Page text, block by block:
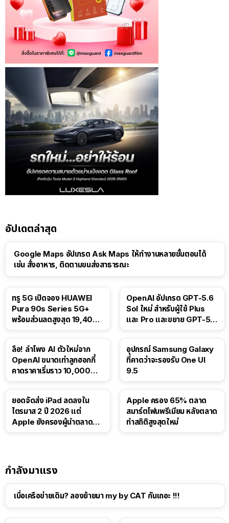
อัปเดตล่าสุด
Google Maps อัปเกรด Ask Maps ให้ทำงานหลายขั้นตอนได้
เช่น สั่งอาหาร, ติดตามขนส่งสาธารณะ
ทรู 5G เปิดจอง HUAWEI
Pura 90s Series 5G+
พร้อมส่วนลดสูงสุด 19,400
OpenAI อัปเกรด GPT-5.6
Sol ใหม่ สำหรับผู้ใช้ Plus
และ Pro และขยาย GPT-5.6
ลือ! ลำโพง AI ตัวใหม่จาก
OpenAI ขนาดเท่าลูกฮอกกี้
คาดราคาเริ่มราว 10,000
อุปกรณ์ Samsung Galaxy
ที่คาดว่าจะรองรับ One UI
9.5
ยอดจัดส่ง iPad ลดลงใน
ไตรมาส 2 ปี 2026 แต่
Apple ยังครองผู้นำตลาด
Apple ครอง 65% ตลาด
สมาร์ตโฟนพรีเมียม หลังตลาด
ทำสถิติสูงสุดใหม่
กำลังมาแรง
เบื่อเครือข่ายเดิม? ลองย้ายมา my by CAT กันเถอะ !!!